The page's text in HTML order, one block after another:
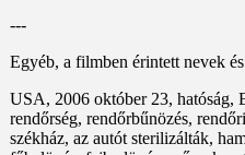
---
Egyéb, a filmben érintett nevek
USA, 2006 október 23, hatóság,
rendőrség, rendőrbűnözés,
székház, az autót sterilizálták,